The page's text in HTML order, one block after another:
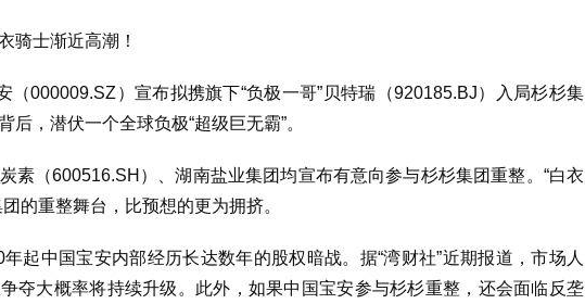
骑士渐近高潮！
（000009.SZ）宣布拟携旗下“负极一哥”贝特瑞（920185.BJ）入局杉杉集
后，潜伏一个全球负极“超级巨无霸”。
素（600516.SH）、湖南盐业集团均宣布有意向参与杉杉集团重整。“白衣
的重整舞台，比预想的更为拥挤。
起中国宝安内部经历长达数年的股权暗战。据“湾财社”近期报道，市场人
夺大概率将持续升级。此外，如果中国宝安参与杉杉重整，还会面临反垄